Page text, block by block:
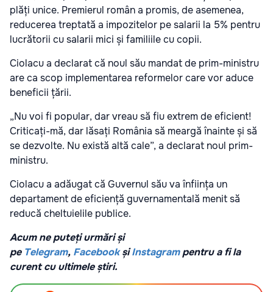
plăți unice. Premierul român a promis, de asemenea,
reducerea treptată a impozitelor pe salarii la 5% pentru
lucrătorii cu salarii mici și familiile cu copii.
Ciolacu a declarat că noul său mandat de prim-ministru
are ca scop implementarea reformelor care vor aduce
beneficii țării.
„Nu voi fi popular, dar vreau să fiu extrem de eficient!
Criticați-mă, dar lăsați România să meargă înainte și să
se dezvolte. Nu există altă cale”, a declarat noul prim-
ministru.
Ciolacu a adăugat că Guvernul său va înființa un
departament de eficiență guvernamentală menit să
reducă cheltuielile publice.
Acum ne puteți urmări și
pe Telegram, Facebook șiInstagrampentru a fi la
curent cu ultimele știri.